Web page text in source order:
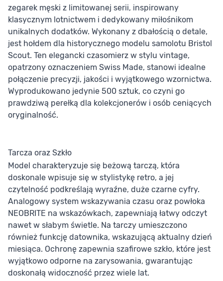
zegarek męski z limitowanej serii, inspirowany
klasycznym lotnictwem i dedykowany miłośnikom
unikalnych dodatków. Wykonany z dbałością o detale,
jest hołdem dla historycznego modelu samolotu Bristol
Scout. Ten elegancki czasomierz w stylu vintage,
opatrzony oznaczeniem Swiss Made, stanowi idealne
połączenie precyzji, jakości i wyjątkowego wzornictwa.
Wyprodukowano jedynie 500 sztuk, co czyni go
prawdziwą perełką dla kolekcjonerów i osób ceniących
oryginalność.
Tarcza oraz Szkło
Model charakteryzuje się beżową tarczą, która
doskonale wpisuje się w stylistykę retro, a jej
czytelność podkreślają wyraźne, duże czarne cyfry.
Analogowy system wskazywania czasu oraz powłoka
NEOBRITE na wskazówkach, zapewniają łatwy odczyt
nawet w słabym świetle. Na tarczy umieszczono
również funkcję datownika, wskazującą aktualny dzień
miesiąca. Ochronę zapewnia szafirowe szkło, które jest
wyjątkowo odporne na zarysowania, gwarantując
doskonałą widoczność przez wiele lat.